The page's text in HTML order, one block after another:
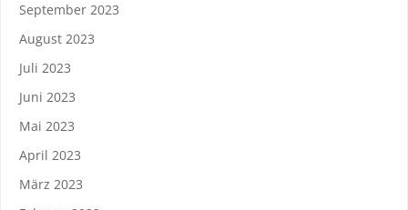
September 2023
August 2023
Juli 2023
Juni 2023
Mai 2023
April 2023
März 2023